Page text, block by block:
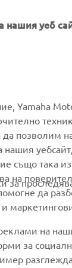
Parts
Book
Dealer
нашия уеб
Yamaha
позволим
също така
на
да
за
на
за